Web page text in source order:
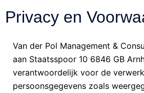
Privacy en
Van der Pol Management &
aan Staatsspoor 10 6846 GB
verantwoordelijk voor de
persoonsgegevens zoals